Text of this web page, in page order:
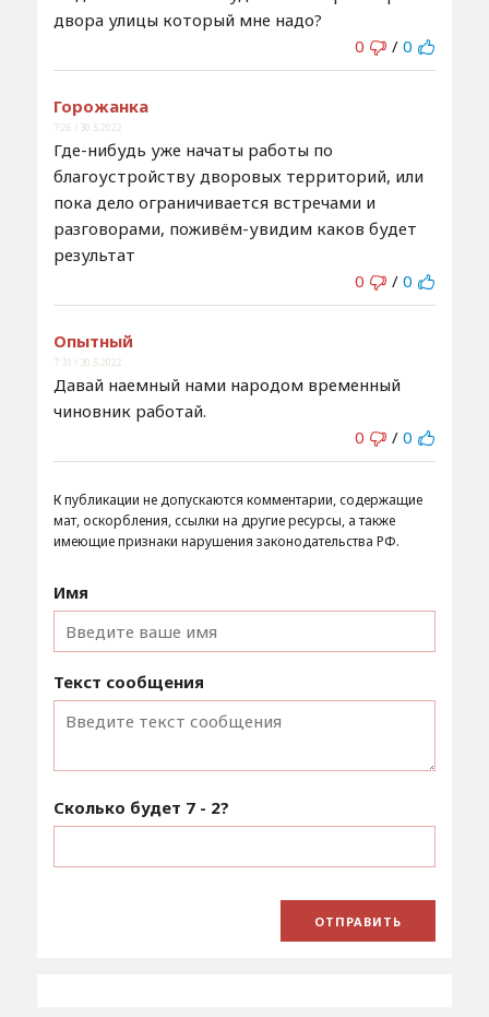
двора улицы который мне надо?
0
/ 0
Горожанка
7:26 / 30.5.2022
Где-нибудь уже начаты работы по
благоустройству дворовых территорий, или
пока дело ограничивается встречами и
разговорами, поживём-увидим каков будет
результат
0
/ 0
Опытный
7:31 / 30.5.2022
Давай наемный нами народом временный
чиновник работай.
0
/ 0
К публикации не допускаются комментарии, содержащие
мат, оскорбления, ссылки на другие ресурсы, а также
имеющие признаки нарушения законодательства РФ.
Имя
Текст сообщения
Сколько будет 7 - 2?